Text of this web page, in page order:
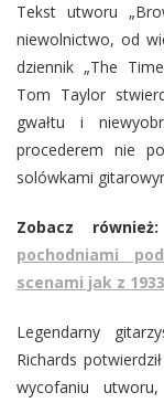
Tekst utworu
niewolnictwo, od
dziennik „The
Tom Taylor
gwałtu i
procederem nie
solówkami
Zobacz
pochodniami
scenami jak z
Legendarny
Richards
wycofaniu